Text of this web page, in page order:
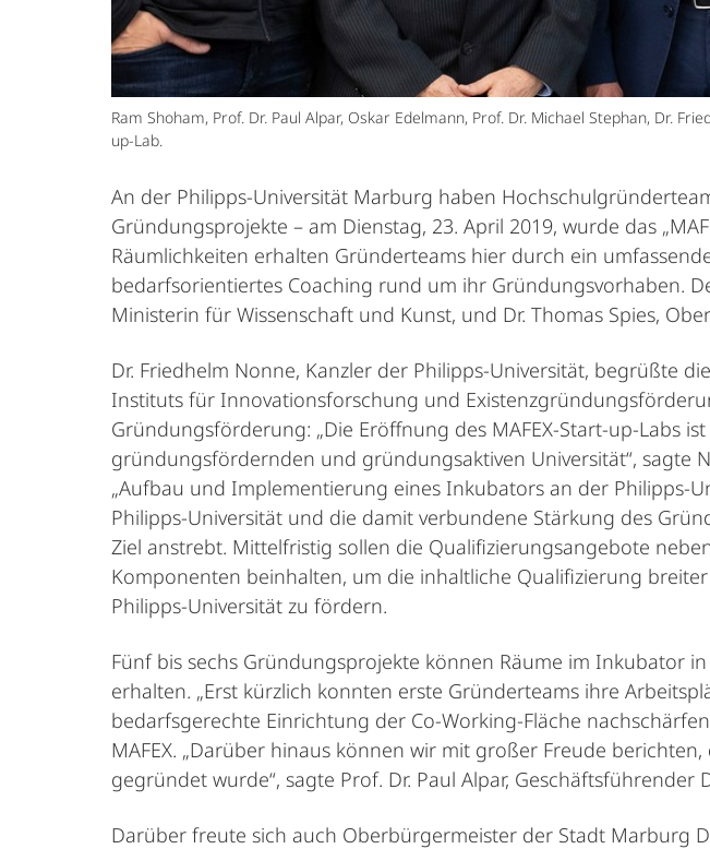
Ram Shoham, Prof. Dr. Paul Alpar, Oskar Edelmann, Prof. Dr. Michael Stephan, Dr.
up-Lab.
An der Philipps-Universität Marburg haben
Gründungsprojekte – am Dienstag, 23. April 2019, wurde das
Räumlichkeiten erhalten Gründerteams hier durch ein
bedarfsorientiertes Coaching rund um ihr Gründungsvorhaben.
Ministerin für Wissenschaft und Kunst, und Dr. Thomas Spies,
Dr. Friedhelm Nonne, Kanzler der Philipps-Universität, begrüßte
Instituts für Innovationsforschung und
Gründungsförderung: „Die Eröffnung des MAFEX-Start-up-Labs
gründungsfördernden und gründungsaktiven Universität“, sagte
„Aufbau und Implementierung eines Inkubators an der Philipps-
Philipps-Universität und die damit verbundene Stärkung des
Ziel anstrebt. Mittelfristig sollen die Qualifizierungsangebote
Komponenten beinhalten, um die inhaltliche Qualifizierung
Philipps-Universität zu fördern.
Fünf bis sechs Gründungsprojekte können Räume im Inkubator
erhalten. „Erst kürzlich konnten erste Gründerteams ihre
bedarfsgerechte Einrichtung der Co-Working-Fläche
MAFEX. „Darüber hinaus können wir mit großer Freude
gegründet wurde“, sagte Prof. Dr. Paul Alpar, Geschäftsführender
Darüber freute sich auch Oberbürgermeister der Stadt Marburg